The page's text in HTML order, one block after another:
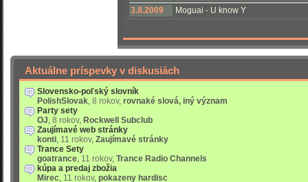
3.8.2009
Moguai - U know Y
Aktuálne príspevky v diskusiách
Slovensko-poľský slovník
PolishSlovak, 8 rokov, rovnaké slová, iný význam
Party sety
OJ, 8 rokov, Rockwell Subclub
Zaujímavé web stránky
konti, 11 rokov, Zaujímavé stránky
Trance Sety
goatrance, 11 rokov, Trance Radio Channels
kúpa a predaj zbožia
Mirec, 11 rokov, pokazeny hardisc